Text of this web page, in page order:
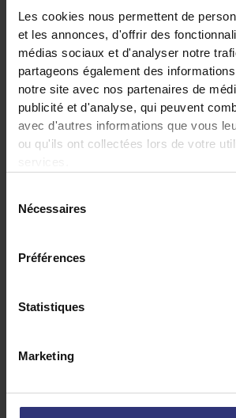
Les cookies nous permettent de
et les annonces, d'offrir des
médias sociaux et d'analyser notre
partageons également des
notre site avec nos partenaires de
publicité et d'analyse, qui peuvent
avec d'autres informations que vous
ou qu'ils ont collectées lors de votre
Nécessaires
Préférences
Statistiques
Marketing
review
star
review
Méthode
6 gousses de cardamome
ghee
1 bâton de cannelle